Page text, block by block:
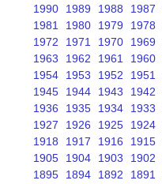
1990
1989 1988 1987
1981
1980 1979 1978
1972
1971 1970 1969
1963
1962 1961 1960
1954
1953 1952 1951
1945
1944 1943 1942
1936
1935 1934 1933
1927
1926 1925 1924
1918
1917 1916 1915
1905
1904 1903 1902
1895
1894 1892 1891